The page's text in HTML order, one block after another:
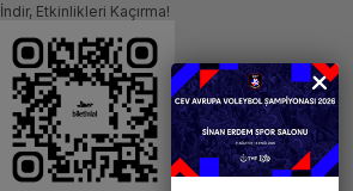
İndir, Etkinlikleri Kaçırma!